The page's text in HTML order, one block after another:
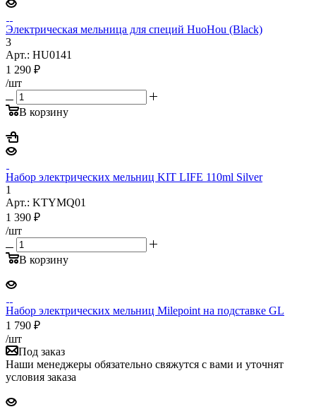
Электрическая мельница для специй HuoHou (Black)
3
Арт.: HU0141
1 290 ₽
/шт
В корзину
Набор электрических мельниц KIT LIFE 110ml Silver
1
Арт.: KTYMQ01
1 390 ₽
/шт
В корзину
Набор электрических мельниц Milepoint на подставке GL
1 790 ₽
/шт
Под заказ
Наши менеджеры обязательно свяжутся с вами и уточнят
условия заказа